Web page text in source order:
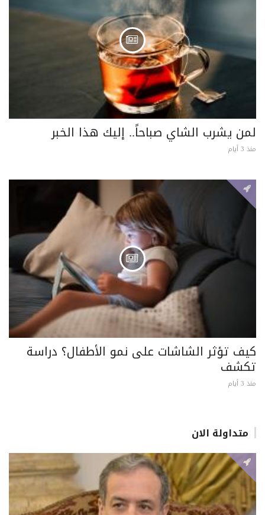
لمن يشرب الشاي صباحاً.. إليك هذا الخبر
منذ 3 أيام
كيف تؤثر الشاشات على نمو الأطفال؟ دراسة
تكشف
منذ 3 أيام
متداولة الان